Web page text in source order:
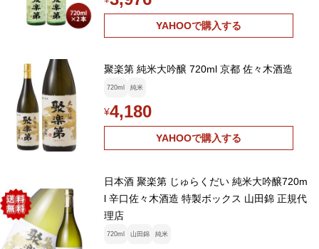
YAHOOで購入する
聚楽第 純米大吟醸 720ml 京都 佐々木酒造
720ml 純米
¥4,180
YAHOOで購入する
日本酒 聚楽第 じゅらくだい 純米大吟醸720m
l 辛口佐々木酒造 特製ボックス 山田錦 正規代
理店
720ml 山田錦 純米